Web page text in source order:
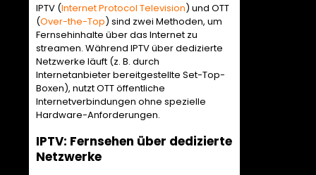
IPTV (Internet Protocol Television) und OTT
(Over-the-Top) sind zwei Methoden, um
Fernsehinhalte über das Internet zu
streamen. Während IPTV über dedizierte
Netzwerke läuft (z. B. durch
Internetanbieter bereitgestellte Set-Top-
Boxen), nutzt OTT öffentliche
Internetverbindungen ohne spezielle
Hardware-Anforderungen.
IPTV: Fernsehen über dedizierte
Netzwerke